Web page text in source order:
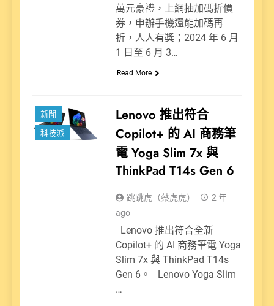
萬元豪禮，上網抽加碼折價
券，申辦手機還能加碼再
折，人人有獎；2024 年 6 月
1 日至 6 月 3…
Read More
新聞
科技派
Lenovo 推出符合
Copilot+ 的 AI 商務筆
電 Yoga Slim 7x 與
ThinkPad T14s Gen 6
跳跳虎（蔡虎虎）
2 年
ago
Lenovo 推出符合全新
Copilot+ 的 AI 商務筆電 Yoga
Slim 7x 與 ThinkPad T14s
Gen 6。 Lenovo Yoga Slim
…